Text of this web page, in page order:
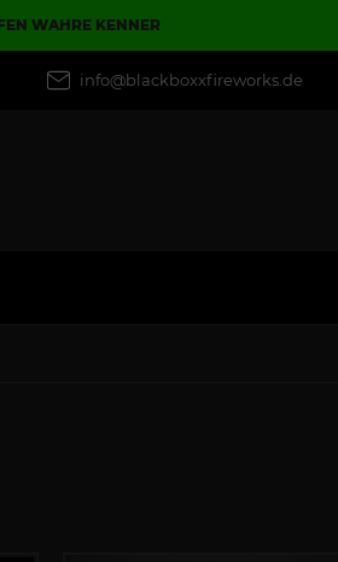
WAHRE KENNER
info@blackboxxfireworks.de